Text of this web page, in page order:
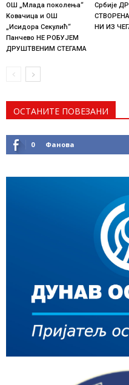
ОШ „Млада поколења“
Koвачица и ОШ
„Исидора Секулић“
Панчево НЕ РОБУЈЕМ
ДРУШТВЕНИМ СТЕГАМА
Србије
НИ ИЗ
ОСТАНИТЕ ПОВЕЗАНИ
0 Фанова